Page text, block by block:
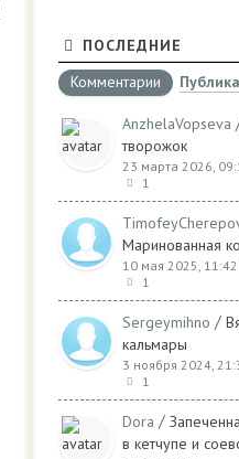
ПОСЛЕДНИЕ
Комментарии
AnzhelaVopseva
творожок
23 марта 2026,
1
Маринованная
10 мая 2025, 11:42
1
Sergeymihno /
кальмары
3 ноября 2024,
1
Dora /
в кетчупе и